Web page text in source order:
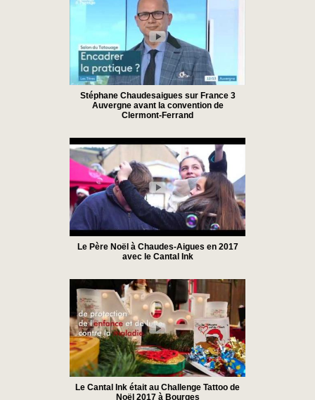
Stéphane Chaudesaigues sur France 3
Auvergne avant la convention de
Clermont-Ferrand
Le Père Noël à Chaudes-Aigues en 2017
avec le Cantal Ink
Le Cantal Ink était au Challenge Tattoo de
Noël 2017 à Bourges